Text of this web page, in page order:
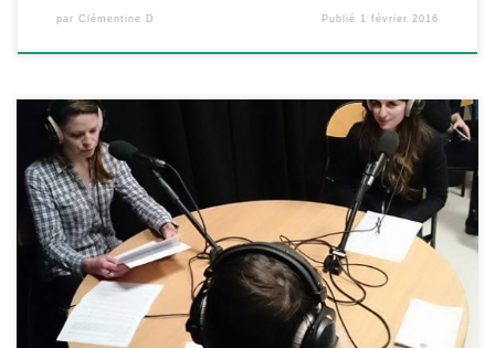
par Clémentine D Publié 1 février 2016
Au premier semestre du Master 1 de Journalisme et médias
numériques, les étudiants ont 24 heures d’initiation à la radio
avec deux journalistes de France Bleu Lorraine Nord : Rachel
Noel et Cédric-Lang Roth. L’objectif n’est pas de former des
journalistes radio mais d’acquérir les bases, qui serviront,
même sur […]